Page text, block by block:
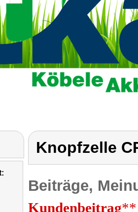
Knopfzelle
Beiträge,
Kundenbeitrag**